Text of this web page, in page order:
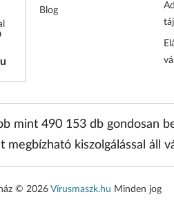
Blog
mint 490 153 db gondosan
megbízható kiszolgálással áll
© 2026 Vírusmaszk.hu Minden jog